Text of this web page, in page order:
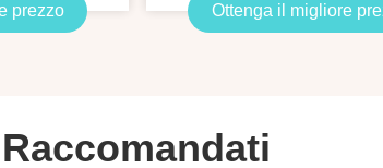
prezzo Ottenga il migliore